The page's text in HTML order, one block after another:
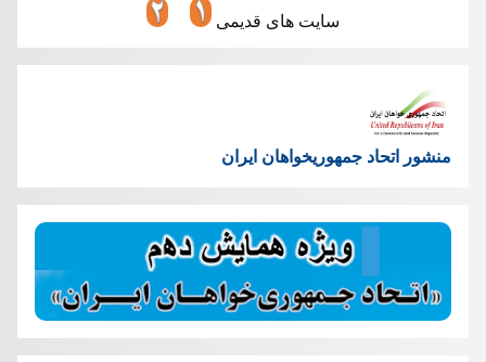
سایت های قدیمی
منشور اتحاد جمهوریخواهان ایران